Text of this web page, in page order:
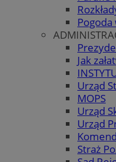
Pogoda
Jak
Urząd
MOPS
Urząd
Urząd
Straż